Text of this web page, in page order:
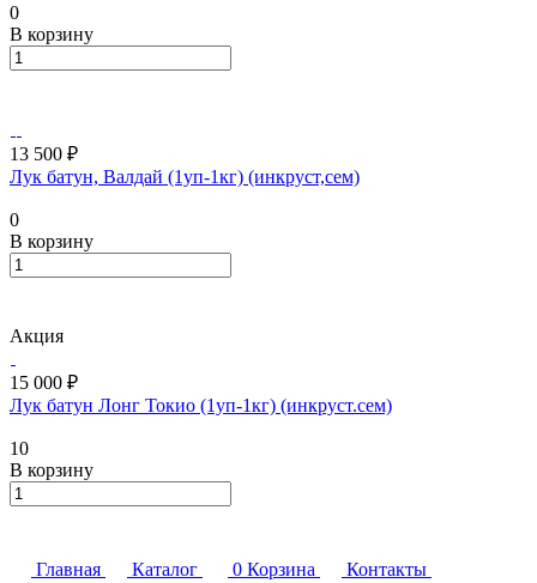
0
В корзину
13 500 ₽
Лук батун, Валдай (1уп-1кг) (инкруст,сем)
0
В корзину
Акция
15 000 ₽
Лук батун Лонг Токио (1уп-1кг) (инкруст.сем)
10
В корзину
Главная Каталог 0 Корзина
Контакты